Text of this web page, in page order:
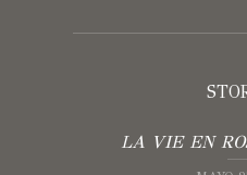
LA VIE EN